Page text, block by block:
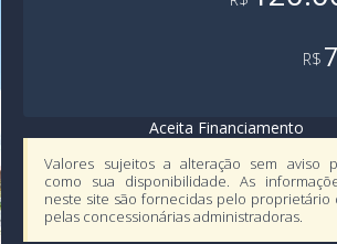
R$
Aceita Financiamento
Valores sujeitos a alteração sem aviso
como sua disponibilidade. As
neste site são fornecidas pelo proprietário
pelas concessionárias administradoras.